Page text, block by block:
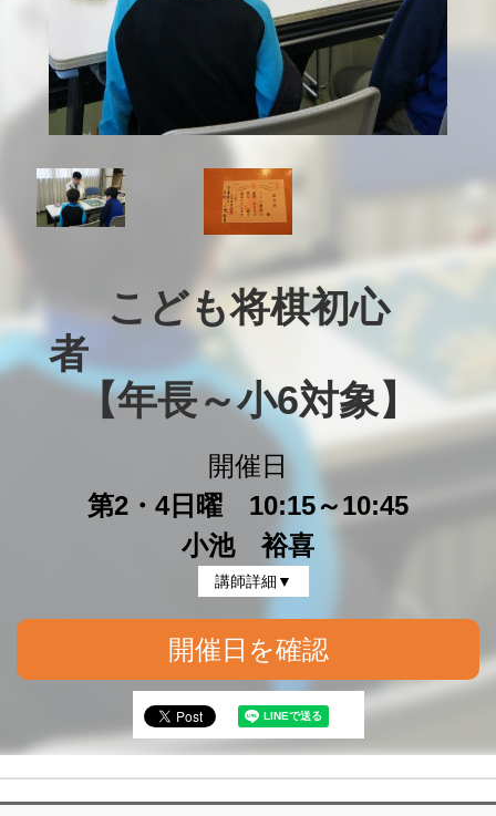
こども将棋初心
者
【年長～小6対象】
開催日
第2・4日曜 10:15～10:45
小池 裕喜
講師詳細▼
開催日を確認